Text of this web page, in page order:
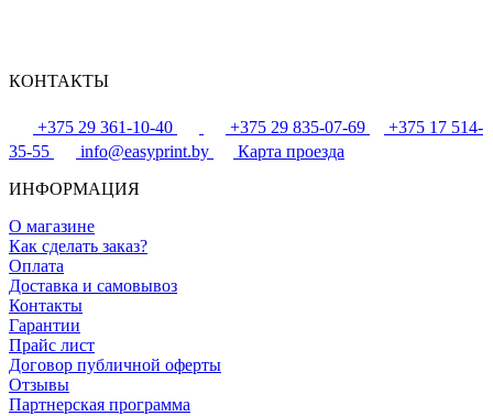
КОНТАКТЫ
+375 29 361-10-40 +375 29 835-07-69
+375 17 514-
35-55
info@easyprint.by
Карта проезда
ИНФОРМАЦИЯ
О магазине
Как сделать заказ?
Оплата
Доставка и самовывоз
Контакты
Гарантии
Прайс лист
Договор публичной оферты
Отзывы
Партнерская программа